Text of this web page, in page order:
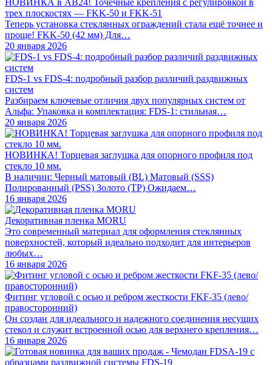
НОВИНКА в АВ24! Точечные крепления с регулировкой в
трех плоскостях — FKK-50 и FKK-51
Теперь установка стеклянных ограждений стала ещё точнее и
проще! FKK-50 (42 мм) Для…
20 января 2026
FDS-1 vs FDS-4: подробный разбор различий раздвижных
систем
Разбираем ключевые отличия двух популярных систем от
Альфа: Упаковка и комплектация: FDS-1: стильная…
20 января 2026
НОВИНКА! Торцевая заглушка для опорного профиля под
стекло 10 мм.
В наличии: Черный матовый (BL) Матовый (SSS)
Полированный (PSS) Золото (TP) Ожидаем…
16 января 2026
Декоративная пленка MORU
Это современный материал для оформления стеклянных
поверхностей, который идеально подходит для интерьеров
любых…
16 января 2026
Фитинг угловой с осью и ребром жесткости FKF-35 (лево/
правосторонний)
Он создан для идеального и надежного соединения несущих
стекол и служит встроенной осью для верхнего крепления…
16 января 2026